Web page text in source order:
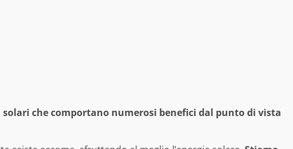
che comportano numerosi benefici dal punto di vista